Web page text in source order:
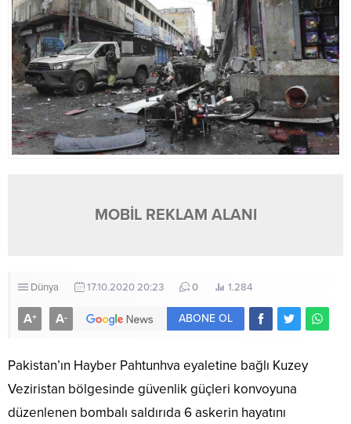
MOBİL REKLAM ALANI
Dünya 17.10.2020 20:23 0 1.284
A+ A- ABONE OL
Pakistan’ın Hayber Pahtunhva eyaletine bağlı Kuzey
Veziristan bölgesinde güvenlik güçleri konvoyuna
düzenlenen bombalı saldırıda 6 askerin hayatını